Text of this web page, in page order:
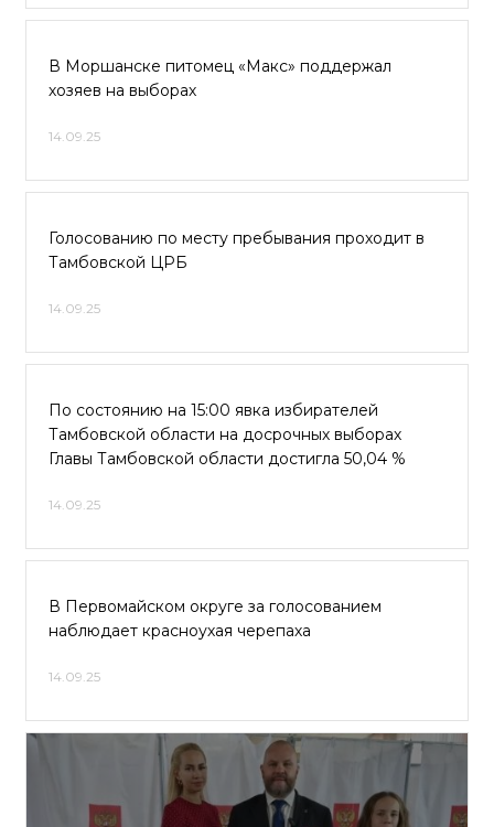
В Моршанске питомец «Макс» поддержал
хозяев на выборах
14.09.25
Голосованию по месту пребывания проходит в
Тамбовской ЦРБ
14.09.25
По состоянию на 15:00 явка избирателей
Тамбовской области на досрочных выборах
Главы Тамбовской области достигла 50,04 %
14.09.25
В Первомайском округе за голосованием
наблюдает красноухая черепаха
14.09.25